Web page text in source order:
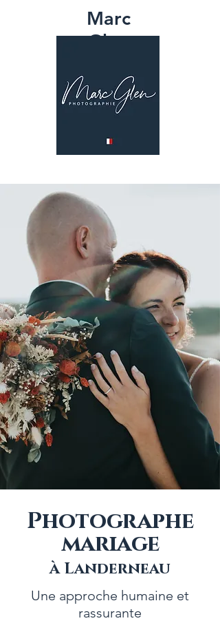
Marc
Glen
Photographe
mariage
à Landerneau
Une approche humaine et
rassurante